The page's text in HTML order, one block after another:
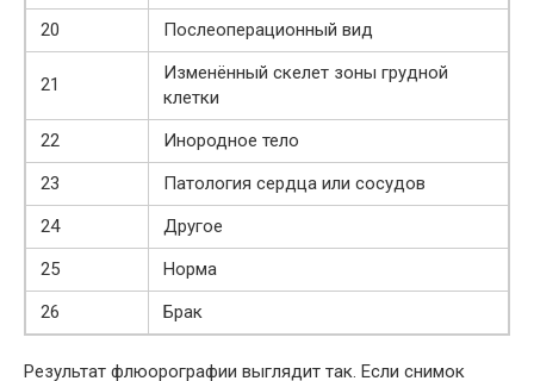
20
Послеоперационный вид
21
Изменённый скелет зоны грудной
клетки
22
Инородное тело
23
Патология сердца или сосудов
24
Другое
25
Норма
26
Брак
Результат флюорографии выглядит так. Если снимок